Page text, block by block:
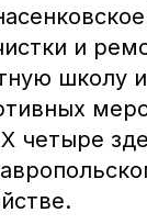
и
школу
четыре